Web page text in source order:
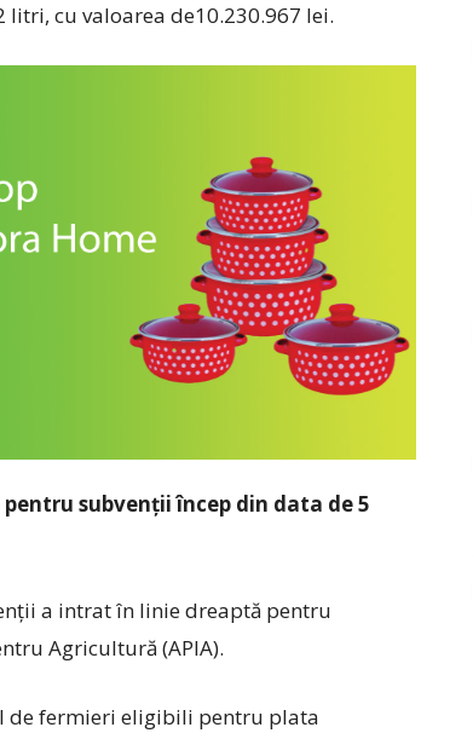
cu valoarea de10.230.967 lei.
subvenții încep din data de 5
a intrat în linie dreaptă pentru
Agricultură (APIA).
de fermieri eligibili pentru plata